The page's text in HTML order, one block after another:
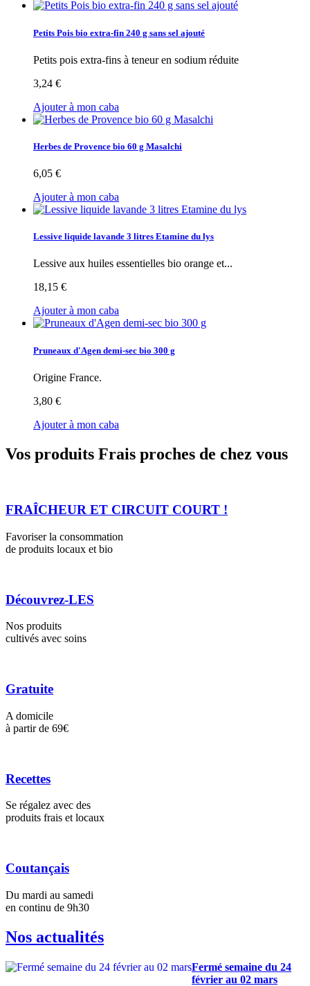
Petits Pois bio extra-fin 240 g sans sel ajouté
Petits pois extra-fins à teneur en sodium réduite
3,24 €
Ajouter à mon caba
Herbes de Provence bio 60 g Masalchi
6,05 €
Ajouter à mon caba
Lessive liquide lavande 3 litres Etamine du lys
Lessive aux huiles essentielles bio orange et...
18,15 €
Ajouter à mon caba
Pruneaux d'Agen demi-sec bio 300 g
Origine France.
3,80 €
Ajouter à mon caba
Vos produits Frais proches de chez vous
FRAÎCHEUR ET CIRCUIT COURT !
Favoriser la consommation
de produits locaux et bio
Découvrez-LES
Nos produits
cultivés avec soins
Gratuite
A domicile
à partir de 69€
Recettes
Se régalez avec des
produits frais et locaux
Coutançais
Du mardi au samedi
en continu de 9h30
Nos actualités
Fermé semaine du 24
février au 02 mars